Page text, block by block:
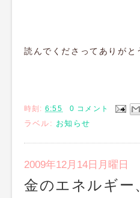
読んでくださってありがと
時刻: 6:55 0 コメント
ラベル: お知らせ
2009年12月14日月曜日
金のエネルギー